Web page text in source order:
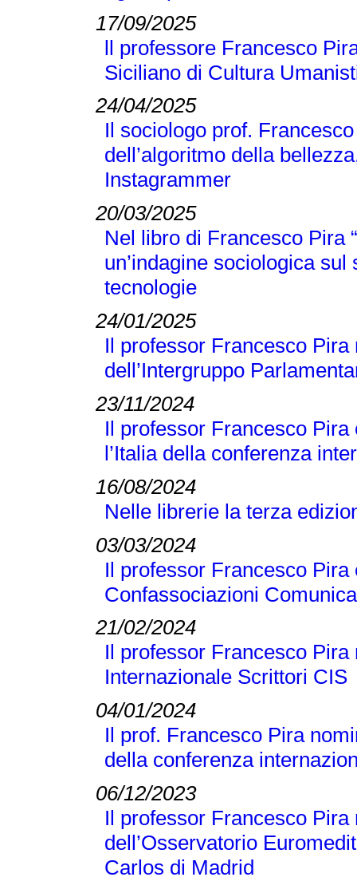
17/09/2025
ll professore Francesco
Siciliano di Cultura
24/04/2025
Il sociologo prof.
dell’algoritmo della
Instagrammer
20/03/2025
Nel libro di Francesco Pira
un’indagine sociologica
tecnologie
24/01/2025
Il professor Francesco
dell’Intergruppo
23/11/2024
Il professor Francesco
l’Italia della conferenza
16/08/2024
Nelle librerie la terza
03/03/2024
Il professor Francesco
Confassociazioni
21/02/2024
Il professor Francesco
Internazionale Scrittori CIS
04/01/2024
Il prof. Francesco Pira
della conferenza
06/12/2023
Il professor Francesco
dell’Osservatorio
Carlos di Madrid